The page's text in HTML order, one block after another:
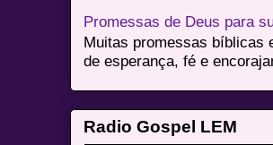
Promessas de Deus para
Muitas promessas bíblicas
de esperança, fé e
Radio Gospel LEM